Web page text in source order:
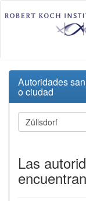
Autoridades
o ciudad
Las
encuentran